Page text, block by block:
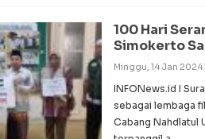
100 Hari
Simokerto
Minggu, 14 Jan 2024
INFONews.id I
sebagai lembaga
Cabang Nahdlatul